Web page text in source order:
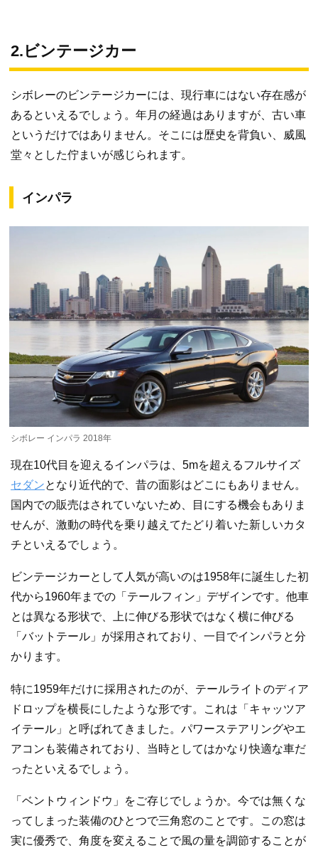
2.ビンテージカー
シボレーのビンテージカーには、現行車にはない存在感が
あるといえるでしょう。年月の経過はありますが、古い車
というだけではありません。そこには歴史を背負い、威風
堂々とした佇まいが感じられます。
インパラ
シボレー インパラ 2018年
現在10代目を迎えるインパラは、5mを超えるフルサイズ
セダンとなり近代的で、昔の面影はどこにもありません。
国内での販売はされていないため、目にする機会もありま
せんが、激動の時代を乗り越えてたどり着いた新しいカタ
チといえるでしょう。
ビンテージカーとして人気が高いのは1958年に誕生した初
代から1960年までの「テールフィン」デザインです。他車
とは異なる形状で、上に伸びる形状ではなく横に伸びる
「バットテール」が採用されており、一目でインパラと分
かります。
特に1959年だけに採用されたのが、テールライトのディア
ドロップを横長にしたような形です。これは「キャッツア
イテール」と呼ばれてきました。パワーステアリングやエ
アコンも装備されており、当時としてはかなり快適な車だ
ったといえるでしょう。
「ベントウィンドウ」をご存じでしょうか。今では無くな
ってしまった装備のひとつで三角窓のことです。この窓は
実に優秀で、角度を変えることで風の量を調節することが